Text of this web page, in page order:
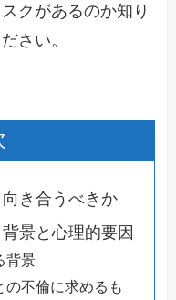
クがあるのか知り
さい。
き合うべきか
景と心理的要因
背景
の不倫に求めるも